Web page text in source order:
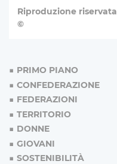
Riproduzione riservata
©
PRIMO PIANO
CONFEDERAZIONE
FEDERAZIONI
TERRITORIO
DONNE
GIOVANI
SOSTENIBILITÀ